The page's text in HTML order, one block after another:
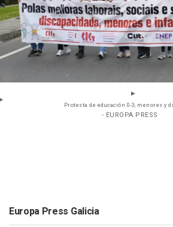
Protesta de educación 0-3, menores y
- EUROPA PRESS
Europa Press Galicia